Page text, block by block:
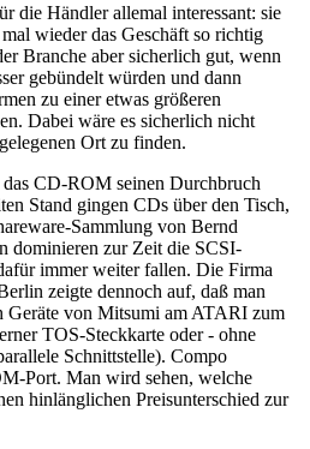
die Händler allemal interessant: sie
wieder das Geschäft so richtig
Branche aber sicherlich gut, wenn
gebündelt würden und dann
zu einer etwas größeren
Dabei wäre es sicherlich nicht
Ort zu finden.
CD-ROM seinen Durchbruch
Stand gingen CDs über den Tisch,
Sammlung von Bernd
dominieren zur Zeit die SCSI-
immer weiter fallen. Die Firma
zeigte dennoch auf, daß man
Geräte von Mitsumi am ATARI zum
TOS-Steckkarte oder - ohne
Schnittstelle). Compo
Port. Man wird sehen, welche
hinlänglichen Preisunterschied zur